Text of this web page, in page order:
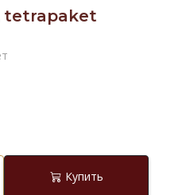
tetrapaket
Купить